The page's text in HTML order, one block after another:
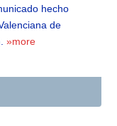
hecho
de
»more